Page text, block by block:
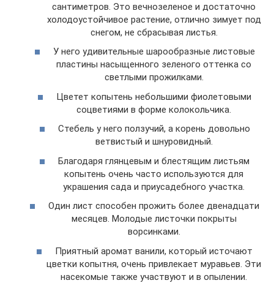
сантиметров. Это вечнозеленое и достаточно
холодоустойчивое растение, отлично зимует под
снегом, не сбрасывая листья.
У него удивительные шарообразные листовые
пластины насыщенного зеленого оттенка со
светлыми прожилками.
Цветет копытень небольшими фиолетовыми
соцветиями в форме колокольчика.
Стебель у него ползучий, а корень довольно
ветвистый и шнуровидный.
Благодаря глянцевым и блестящим листьям
копытень очень часто используются для
украшения сада и приусадебного участка.
Один лист способен прожить более двенадцати
месяцев. Молодые листочки покрыты
ворсинками.
Приятный аромат ванили, который источают
цветки копытня, очень привлекает муравьев. Эти
насекомые также участвуют и в опылении.